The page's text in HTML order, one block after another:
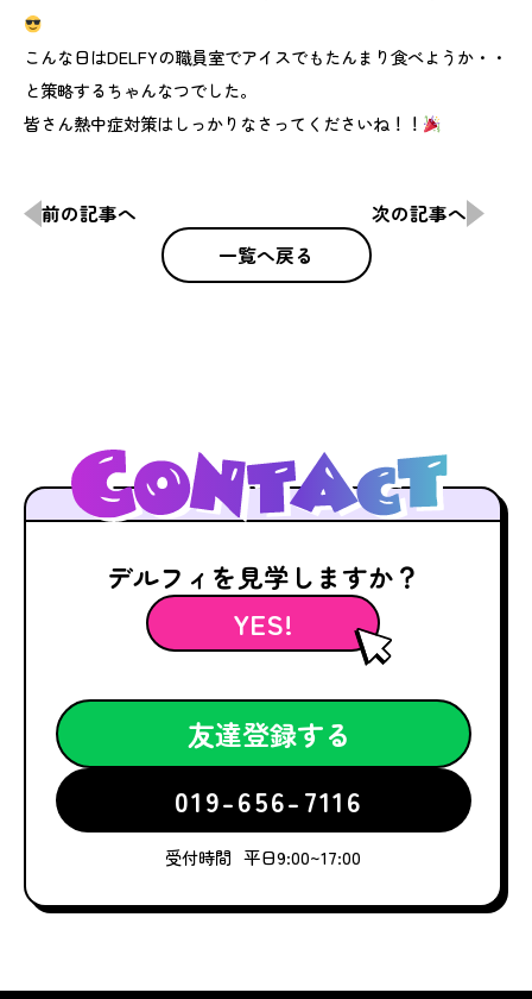
こんな日はDELFYの職員室でアイスでもたんまり食べようか・・
と策略するちゃんなつでした。
皆さん熱中症対策はしっかりなさってくださいね！！
前の記事へ
一覧へ戻る
次の記事へ
デルフィを見学しますか？
YES!
友達登録する
019-656-7116
受付時間 平日9:00~17:00